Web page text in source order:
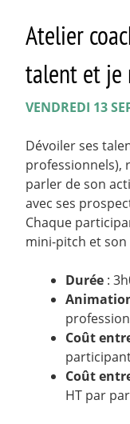
Atelier
talent et je
VENDREDI 13
Dévoiler ses
professionnels),
parler de son
avec ses
Chaque
mini-pitch et
Durée :
Coût
Coût
HT par